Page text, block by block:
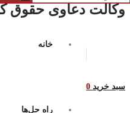
وکالت دعاوی حقوق
سبد خرید 0
خانه
راه حل‌ها